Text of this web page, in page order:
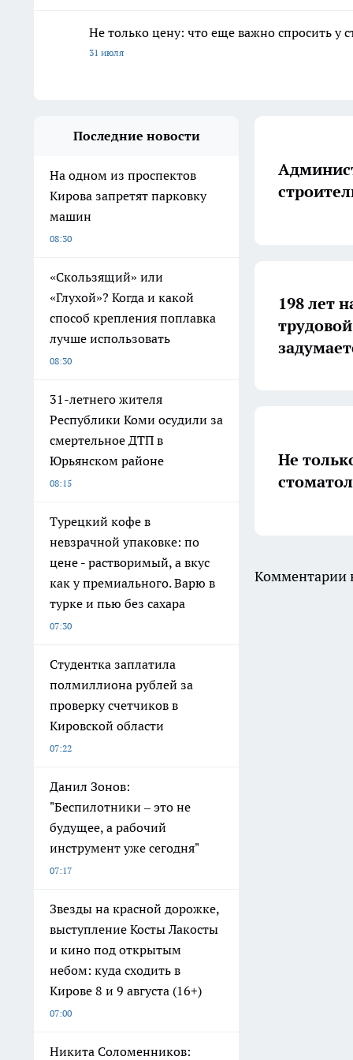
Не только цену: что еще важно спросить у
31 июля
Последние новости
На одном из проспектов
Кирова запретят парковку
машин
08:30
«Скользящий» или
«Глухой»? Когда и какой
способ крепления поплавка
лучше использовать
08:30
31-летнего жителя
Республики Коми осудили за
смертельное ДТП в
Юрьянском районе
08:15
Турецкий кофе в
невзрачной упаковке: по
цене - растворимый, а вкус
как у премиального. Варю в
турке и пью без сахара
07:30
Студентка заплатила
полмиллиона рублей за
проверку счетчиков в
Кировской области
07:22
Данил Зонов:
"Беспилотники – это не
будущее, а рабочий
инструмент уже сегодня"
07:17
Звезды на красной дорожке,
выступление Косты Лакосты
и кино под открытым
небом: куда сходить в
Кирове 8 и 9 августа (16+)
07:00
Никита Соломенников:
198 лет
Не
Комментарии